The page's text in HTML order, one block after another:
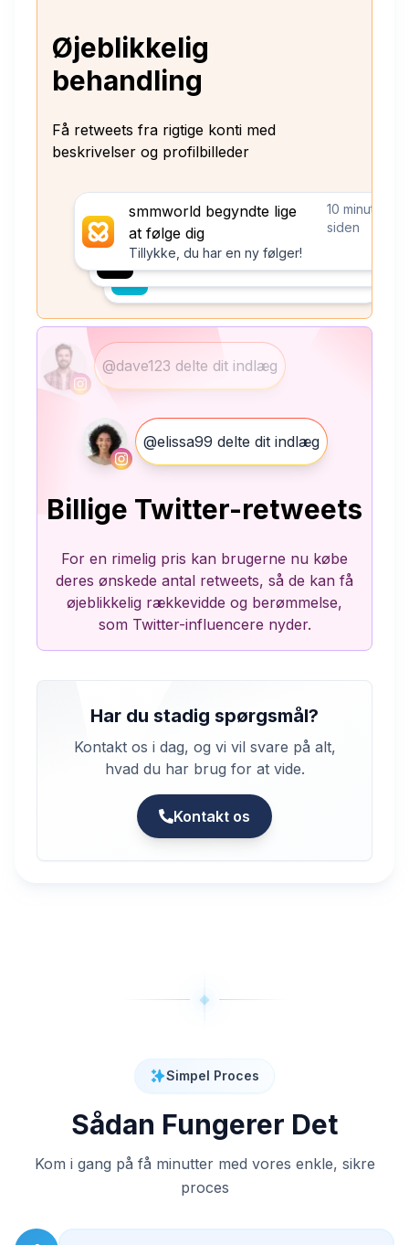
Øjeblikkelig
behandling
Få retweets fra rigtige konti med
beskrivelser og profilbilleder
smmworld begyndte lige
at følge dig
Tillykke, du har en ny følger!
10 minutter
siden
@dave123 delte dit indlæg
@elissa99 delte dit indlæg
Billige Twitter-retweets
For en rimelig pris kan brugerne nu købe
deres ønskede antal retweets, så de kan få
øjeblikkelig rækkevidde og berømmelse,
som Twitter-influencere nyder.
Har du stadig spørgsmål?
Kontakt os i dag, og vi vil svare på alt,
hvad du har brug for at vide.
Kontakt os
Simpel Proces
Sådan Fungerer Det
Kom i gang på få minutter med vores enkle, sikre
proces